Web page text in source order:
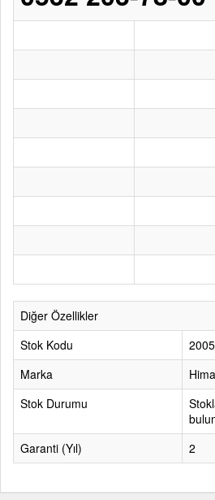
Diğer Özellikler
Stok Kodu
Marka
Stok Durumu
Garanti (Yıl)
2